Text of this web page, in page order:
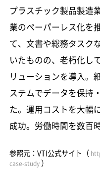
プラスチック製品製造
業のペーパーレス化を
て、文書や総務タスク
いたものの、老朽化し
リューションを導入。
ステムでデータを保持
た。運用コストを大幅
成功。労働時間を数百
参照元：VTI公式サイト（
case-study）